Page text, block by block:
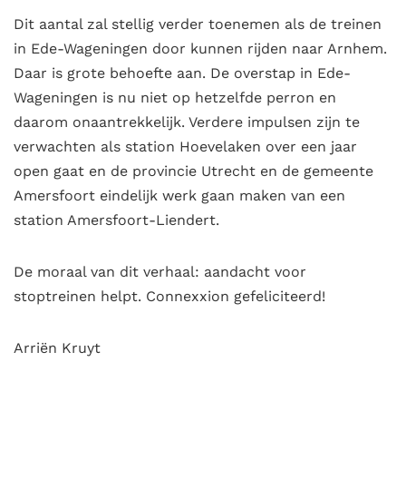
Dit aantal zal stellig verder toenemen als de treinen
in Ede-Wageningen door kunnen rijden naar Arnhem.
Daar is grote behoefte aan. De overstap in Ede-
Wageningen is nu niet op hetzelfde perron en
daarom onaantrekkelijk. Verdere impulsen zijn te
verwachten als station Hoevelaken over een jaar
open gaat en de provincie Utrecht en de gemeente
Amersfoort eindelijk werk gaan maken van een
station Amersfoort-Liendert.
De moraal van dit verhaal: aandacht voor
stoptreinen helpt. Connexxion gefeliciteerd!
Arriën Kruyt